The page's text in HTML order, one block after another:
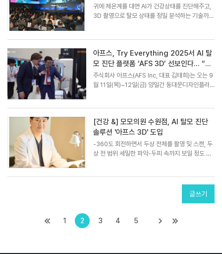
귀에 체온계를 대면 AI가 건강상태를 진단해주고,
3D 촬영으로 탈모 상태를 정밀 분석하는 기술까
술들을 직접 체험하려는 시민들로 ...
아프스, Try Everything 2025서 AI 탈
모 진단 플랫폼 ‘AFS 3D’ 선보인다... “탈
모 진단...
주식회사 아프스(AFS Inc, 대표 김태희)는 오는 9
월 11일(목)~12일(금) 양일간 동대문디자인플라
각 전문성을 보유한 연구진을 중심으로...
[건강 &] 모모의원 수원점, AI 탈모 진단
솔루션 '아프스 3D' 도입
-360도 회전하면서 두상 전체를 촬영 및 스캔, 두
상 전 범위 세밀한 파악-두피 속까지 보일 정도 탈
글쓰기
1 2 3 4 5